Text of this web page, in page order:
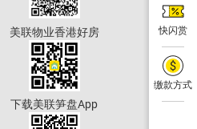
快闪赏
缴款方式
美联物业香港好房
下载美联笋盘App